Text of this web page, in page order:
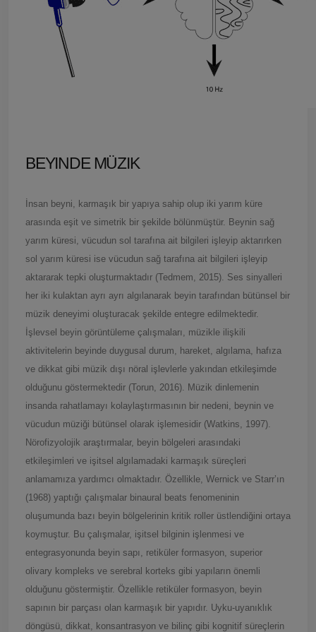
BEYINDE MÜZIK
İnsan beyni, karmaşık bir yapıya sahip olup iki yarım küre
arasında eşit ve simetrik bir şekilde bölünmüştür. Beynin sağ
yarım küresi, vücudun sol tarafına ait bilgileri işleyip aktarırken
sol yarım küresi ise vücudun sağ tarafına ait bilgileri işleyip
aktararak tepki oluşturmaktadır (Tedmem, 2015). Ses sinyalleri
her iki kulaktan ayrı ayrı algılanarak beyin tarafından bütünsel bir
müzik deneyimi oluşturacak şekilde entegre edilmektedir.
İşlevsel beyin görüntüleme çalışmaları, müzikle ilişkili
aktivitelerin beyinde duygusal durum, hareket, algılama, hafıza
ve dikkat gibi müzik dışı nöral işlevlerle yakından etkileşimde
olduğunu göstermektedir (Torun, 2016). Müzik dinlemenin
insanda rahatlamayı kolaylaştırmasının bir nedeni, beynin ve
vücudun müziği bütünsel olarak işlemesidir (Watkins, 1997).
Nörofizyolojik araştırmalar, beyin bölgeleri arasındaki
etkileşimleri ve işitsel algılamadaki karmaşık süreçleri
anlamamıza yardımcı olmaktadır. Özellikle, Wernick ve Starr’ın
(1968) yaptığı çalışmalar binaural beats fenomeninin
oluşumunda bazı beyin bölgelerinin kritik roller üstlendiğini ortaya
koymuştur. Bu çalışmalar, işitsel bilginin işlenmesi ve
entegrasyonunda beyin sapı, retiküler formasyon, superior
olivary kompleks ve serebral korteks gibi yapıların önemli
olduğunu göstermiştir. Özellikle retiküler formasyon, beyin
sapının bir parçası olan karmaşık bir yapıdır. Uyku-uyanıklık
döngüsü, dikkat, konsantrasyon ve bilinç gibi kognitif süreçlerin